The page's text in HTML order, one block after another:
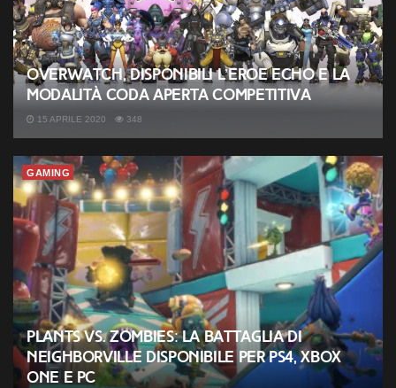
Overwatch, disponibili l’eroe Echo e la
modalità coda aperta competitiva
15 APRILE 2020 348
GAMING
Plants vs. Zombies: la Battaglia di
Neighborville disponibile per PS4, Xbox
One e PC